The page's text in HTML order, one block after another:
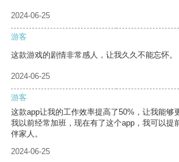
2024-06-25
游客
这款游戏的剧情非常感人，让我久久不能忘怀。
2024-06-25
游客
这款app让我的工作效率提高了50%，让我能够
我以前经常加班，现在有了这个app，我可以提
伴家人。
2024-06-25